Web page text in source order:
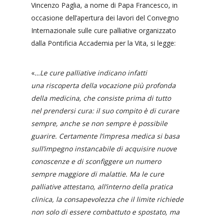
Vincenzo Paglia, a nome di Papa Francesco, in
occasione dell’apertura dei lavori del Convegno
Internazionale sulle cure palliative organizzato
dalla Pontificia Accademia per la Vita, si legge:
«…Le cure palliative indicano infatti
una riscoperta della vocazione più profonda
della medicina, che consiste prima di tutto
nel prendersi cura: il suo compito è di curare
sempre, anche se non sempre è possibile
guarire. Certamente l’impresa medica si basa
sull’impegno instancabile di acquisire nuove
conoscenze e di sconfiggere un numero
sempre maggiore di malattie. Ma le cure
palliative attestano, all’interno della pratica
clinica, la consapevolezza che il limite richiede
non solo di essere combattuto e spostato, ma